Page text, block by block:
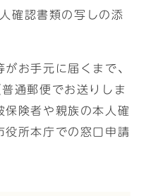
確認書類の写しの添
お手元に届くまで、
通郵便でお送りしま
保険者や親族の本人確
役所本庁での窓口申請